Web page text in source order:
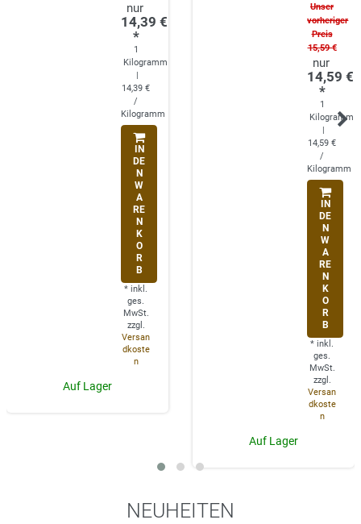
14,39 €
*
1
Kilogramm
14,39 €
/
Kilogramm
IN
DE
N
W
A
RE
N
K
O
R
B
* inkl.
ges.
MwSt.
zzgl.
Versan
dkoste
n
Auf Lager
Unser
vorheriger
Preis
15,59 €
14,59 €
*
1
Kilogramm
14,59 €
/
Kilogramm
IN
DE
N
W
A
RE
N
K
O
R
B
* inkl.
ges.
MwSt.
zzgl.
Versan
dkoste
n
Auf Lager
NEUHEITEN